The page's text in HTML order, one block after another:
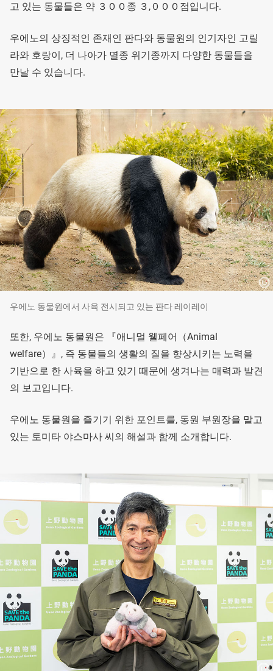
고 있는 동물들은 약 ３００종 ３,０００점입니다.
우에노의 상징적인 존재인 판다와 동물원의 인기자인 고릴
라와 호랑이, 더 나아가 멸종 위기종까지 다양한 동물들을
만날 수 있습니다.
우에노 동물원에서 사육 전시되고 있는 판다 레이레이
또한, 우에노 동물원은 『애니멀 웰페어（Animal
welfare）』, 즉 동물들의 생활의 질을 향상시키는 노력을
기반으로 한 사육을 하고 있기 때문에 생겨나는 매력과 발견
의 보고입니다.
우에노 동물원을 즐기기 위한 포인트를, 동원 부원장을 맡고
있는 토미타 야스마사 씨의 해설과 함께 소개합니다.